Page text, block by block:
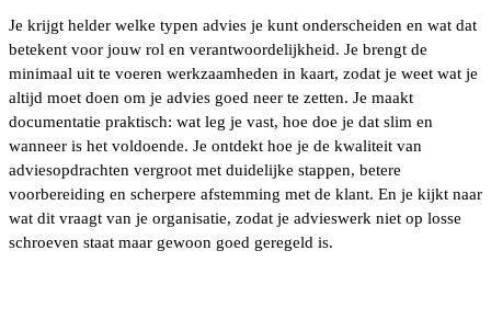
Je krijgt helder welke typen advies je kunt onderscheiden en wat dat
betekent voor jouw rol en verantwoordelijkheid. Je brengt de
minimaal uit te voeren werkzaamheden in kaart, zodat je weet wat je
altijd moet doen om je advies goed neer te zetten. Je maakt
documentatie praktisch: wat leg je vast, hoe doe je dat slim en
wanneer is het voldoende. Je ontdekt hoe je de kwaliteit van
adviesopdrachten vergroot met duidelijke stappen, betere
voorbereiding en scherpere afstemming met de klant. En je kijkt naar
wat dit vraagt van je organisatie, zodat je advieswerk niet op losse
schroeven staat maar gewoon goed geregeld is.